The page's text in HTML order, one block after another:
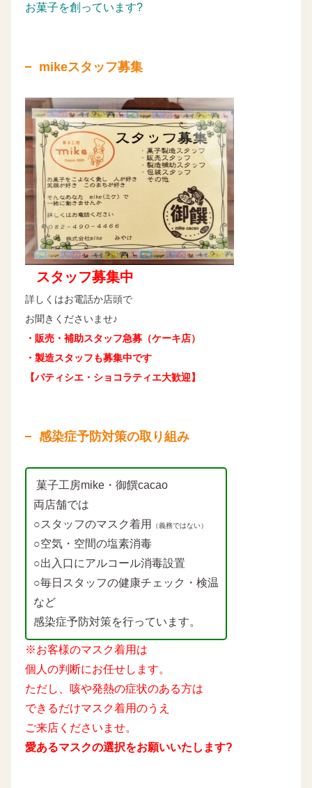
お菓子を創っています?
mikeスタッフ募集
スタッフ募集中
詳しくはお電話か店頭で
お聞きくださいませ♪
・販売・補助スタッフ急募（ケーキ店）
・製造スタッフも募集中です
【パティシエ・ショコラティエ大歓迎】
感染症予防対策の取り組み
菓子工房mike・御饌cacao
両店舗では
○スタッフのマスク着用
（義務ではない）
○空気・空間の塩素消毒
○出入口にアルコール消毒設置
○毎日スタッフの健康チェック・検温
など
感染症予防対策を行っています。
※お客様のマスク着用は
個人の判断にお任せします。
ただし、咳や発熱の症状のある方は
できるだけマスク着用のうえ
ご来店くださいませ。
愛あるマスクの選択をお願いいたします?